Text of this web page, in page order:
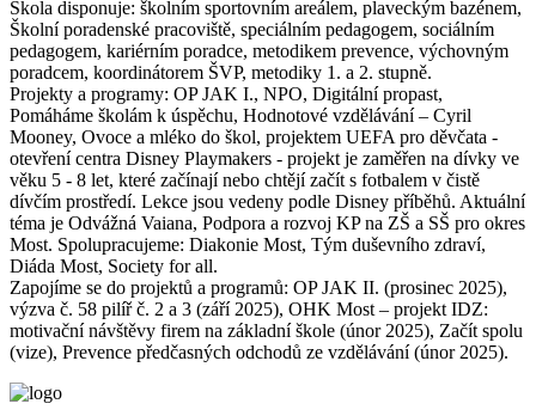
Škola disponuje: školním sportovním areálem, plaveckým bazénem,
Školní poradenské pracoviště, speciálním pedagogem, sociálním
pedagogem, kariérním poradce, metodikem prevence, výchovným
poradcem, koordinátorem ŠVP, metodiky 1. a 2. stupně.
Projekty a programy: OP JAK I., NPO, Digitální propast,
Pomáháme školám k úspěchu, Hodnotové vzdělávání – Cyril
Mooney, Ovoce a mléko do škol, projektem UEFA pro děvčata -
otevření centra Disney Playmakers - projekt je zaměřen na dívky ve
věku 5 - 8 let, které začínají nebo chtějí začít s fotbalem v čistě
dívčím prostředí. Lekce jsou vedeny podle Disney příběhů. Aktuální
téma je Odvážná Vaiana, Podpora a rozvoj KP na ZŠ a SŠ pro okres
Most. Spolupracujeme: Diakonie Most, Tým duševního zdraví,
Diáda Most, Society for all.
Zapojíme se do projektů a programů: OP JAK II. (prosinec 2025),
výzva č. 58 pilíř č. 2 a 3 (září 2025), OHK Most – projekt IDZ:
motivační návštěvy firem na základní škole (únor 2025), Začít spolu
(vize), Prevence předčasných odchodů ze vzdělávání (únor 2025).